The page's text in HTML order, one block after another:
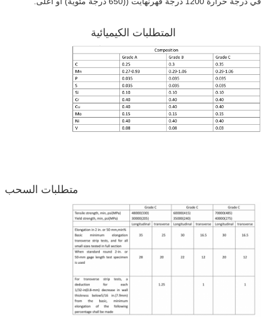
المتطلبات الكيميائية
متطلبات السحب